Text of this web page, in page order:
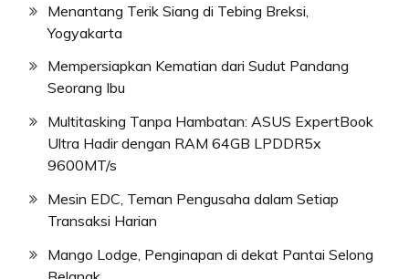
Menantang Terik Siang di Tebing Breksi,
Yogyakarta
Mempersiapkan Kematian dari Sudut Pandang
Seorang Ibu
Multitasking Tanpa Hambatan: ASUS ExpertBook
Ultra Hadir dengan RAM 64GB LPDDR5x
9600MT/s
Mesin EDC, Teman Pengusaha dalam Setiap
Transaksi Harian
Mango Lodge, Penginapan di dekat Pantai Selong